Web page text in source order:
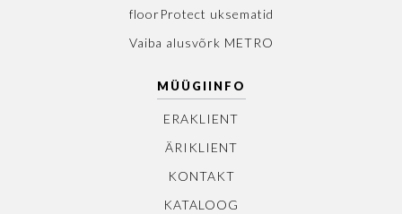
floorProtect uksematid
Vaiba alusvõrk METRO
MÜÜGIINFO
ERAKLIENT
ÄRIKLIENT
KONTAKT
KATALOOG